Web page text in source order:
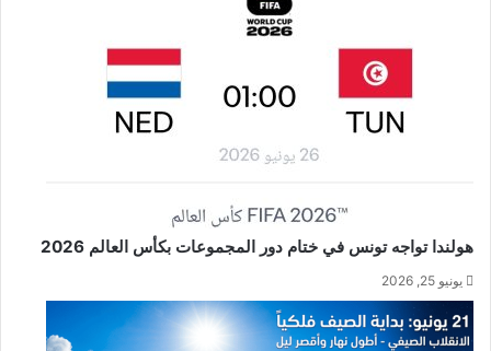
هولندا تواجه تونس في ختام دور المجموعات بكأس العالم 2026
يونيو 25, 2026